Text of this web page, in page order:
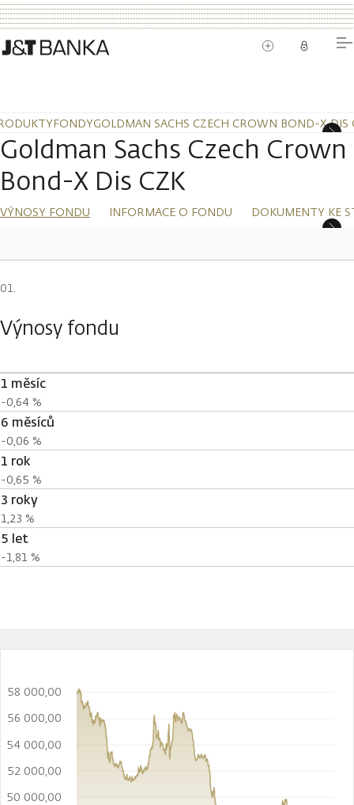
FONDYGOLDMAN SACHS CZECH CROWN BOND-X DIS
Goldman Sachs Czech Crown
Bond-X Dis CZK
VÝNOSY FONDU INFORMACE O FONDU DOKUMENTY KE
Výnosy fondu
1 měsíc
-0,64 %
6 měsíců
-0,06 %
1 rok
-0,65 %
3 roky
1,23 %
5 let
-1,81 %
50 000,00
52 000,00
54 000,00
56 000,00
58 000,00